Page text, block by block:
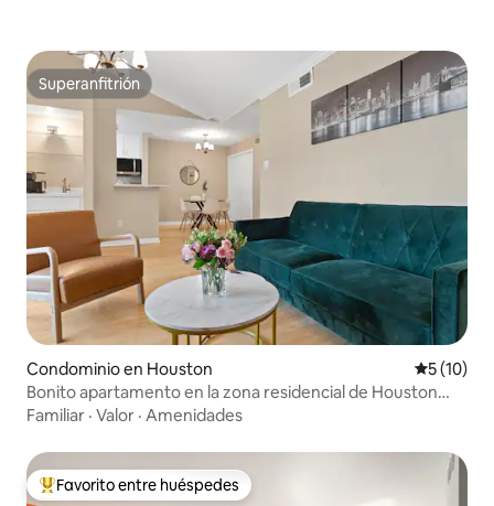
Superanfitrión
Superanfitrión
Condominio en Houston
5 (10)
Bonito apartamento en la zona residencial de Houston
(cerca de Galleria)
Familiar · Valor · Amenidades
De los mejores en Favorito entre huéspedes
Favorito entre huéspedes